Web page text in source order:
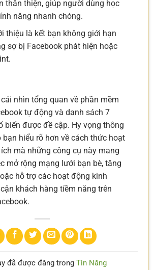
thân thiện, giúp người dùng học
năng nhanh chóng.
thiệu là kết bạn không giới hạn
sợ bị Facebook phát hiện hoặc
nhìn tổng quan về phần mềm
tự động và danh sách 7
biến được đề cập. Hy vọng thông
bạn hiểu rõ hơn về cách thức hoạt
mà những công cụ này mang
mở rộng mạng lưới bạn bè, tăng
hỗ trợ các hoạt động kinh
khách hàng tiềm năng trên
đã được đăng trong Tin Năng